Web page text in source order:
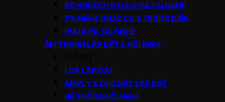
BỘ KHUẾCH ĐẠI & CHIA TAI NGHE
TAI NGHE NHẠC CỤ & TRỐNG ĐIỆN
PHỤ KIỆN TAI NGHE
ÂM THANH LẮP ĐẶT & HỘI NGHỊ
LOA LẮP ĐẶT
AMPLY & CỤC ĐẨY LẮP ĐẶT
HỆ THỐNG HỘI NGHỊ